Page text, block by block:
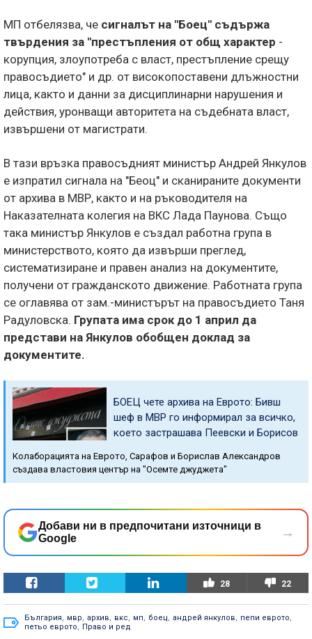
МП отбелязва, че сигналът на "Боец" съдържа
твърдения за "престъпления от общ характер -
корупция, злоупотреба с власт, престъпление срещу
правосъдието" и др. от високопоставени длъжностни
лица, както и данни за дисциплинарни нарушения и
действия, уронващи авторитета на съдебната власт,
извършени от магистрати.
В тази връзка правосъдният министър Андрей Янкулов
е изпратил сигнала на "Беоц" и сканираните документи
от архива в МВР, както и на ръководителя на
Наказателната колегия на ВКС Лада Паунова. Също
така министър Янкулов е създал работна група в
министерството, която да извърши преглед,
систематизиране и правен анализ на документите,
получени от гражданското движение. Работната група
се оглавява от зам.-министърът на правосъдието Таня
Радуловска. Групата има срок до 1 април да
представи на Янкулов обобщен доклад за
документите.
БОЕЦ чете архива на Еврото: Бивш
шеф в МВР го информирал за всичко,
което застрашава Пеевски и Борисов
Колаборацията на Еврото, Сарафов и Борислав Александров
създава властовия център на "Осемте джуджета"
Добави ни в предпочитани източници в
Google
→
28 22
България, мвр, архив, вкс, мп, боец, андрей янкулов, пепи еврото,
петьо еврото, Право и ред